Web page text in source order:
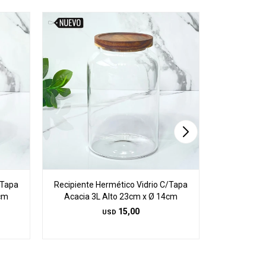
Recipiente Hermético Vidrio C/Tapa
Acacia 3L Alto 23cm x Ø 14cm
USD 15,00